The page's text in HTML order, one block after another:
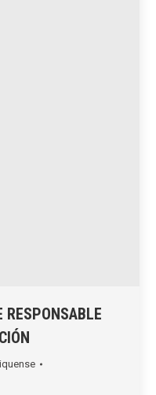
RESPONSABLE